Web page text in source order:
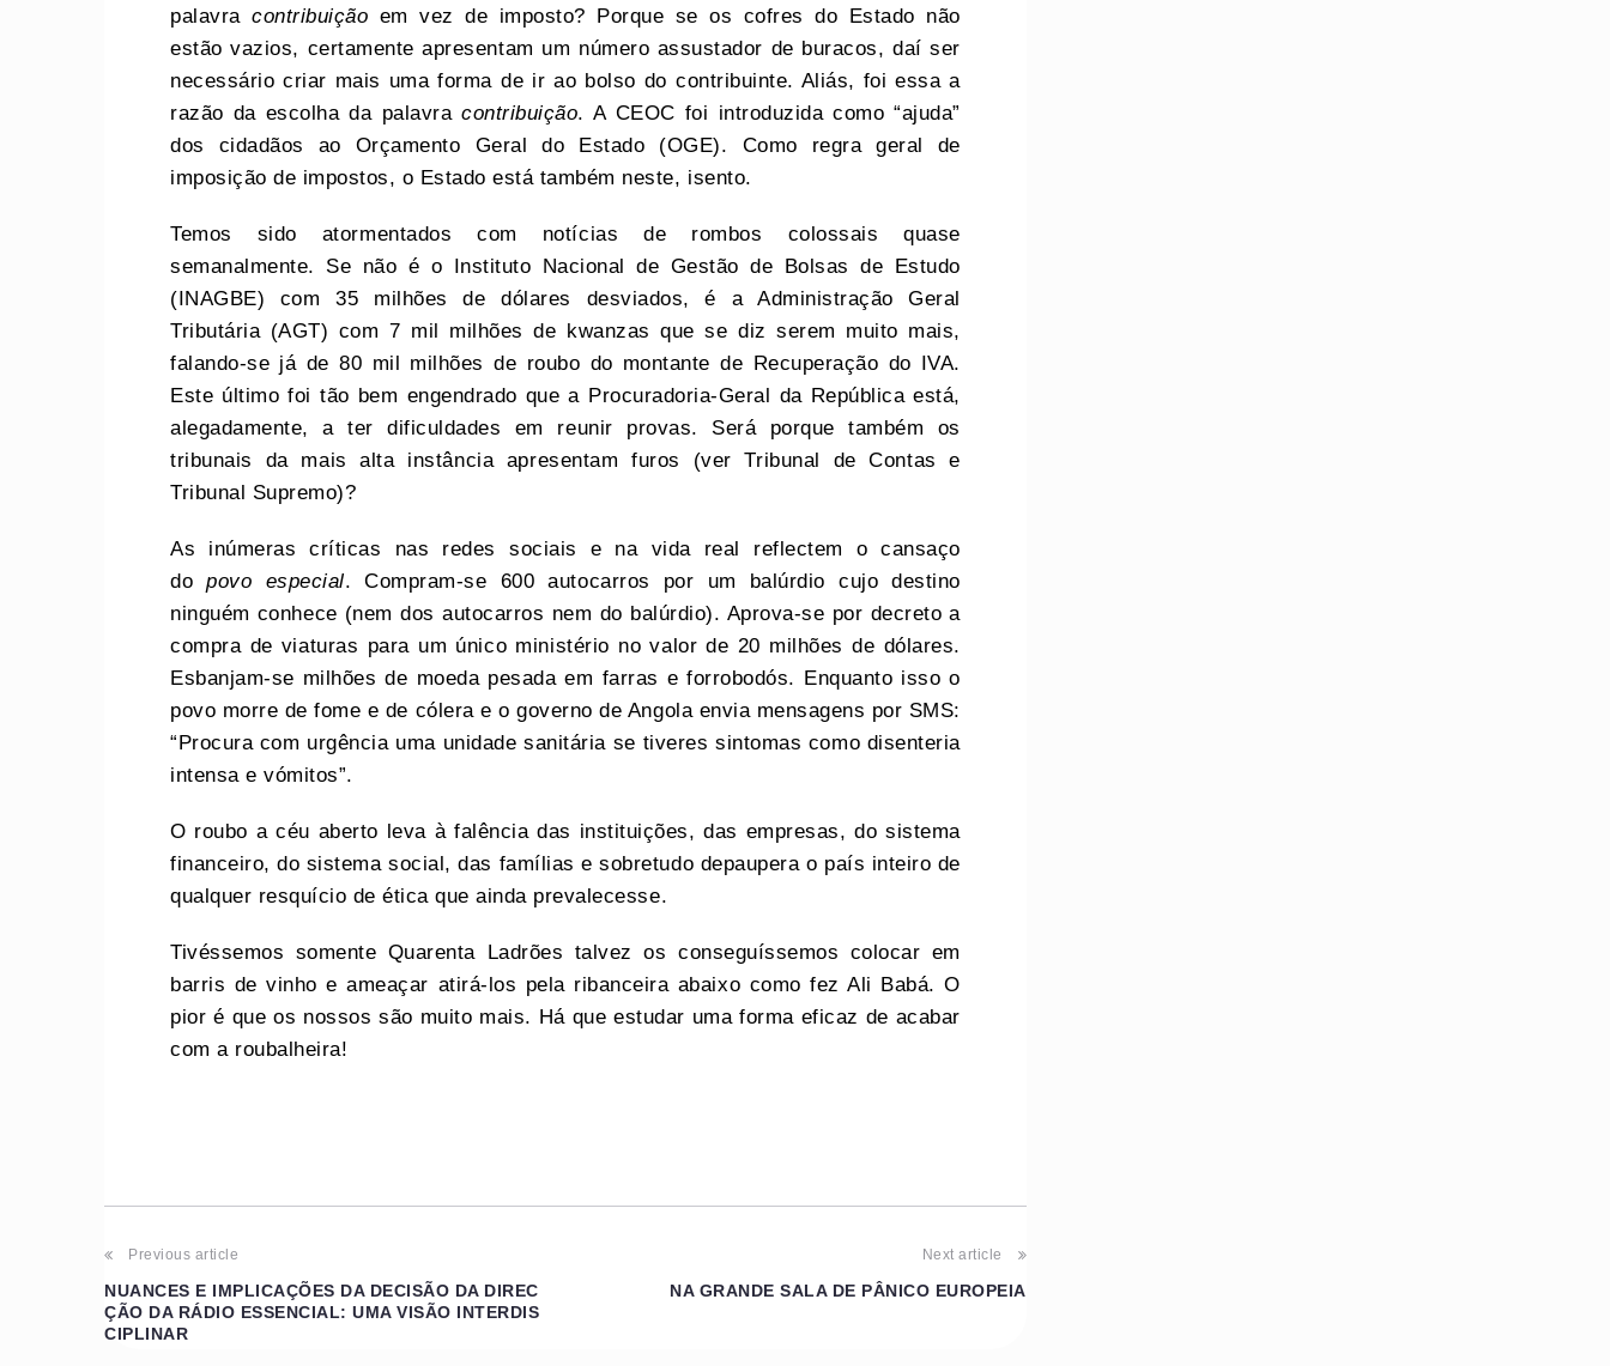
palavracontribuição em vez de imposto? Porque se os cofres do Estado não
estão vazios, certamente apresentam um número assustador de buracos, daí ser
necessário criar mais uma forma de ir ao bolso do contribuinte. Aliás, foi essa a
razão da escolha da palavracontribuição. A CEOC foi introduzida como “ajuda”
dos cidadãos ao Orçamento Geral do Estado (OGE). Como regra geral de
imposição de impostos, o Estado está também neste, isento.
Temos sido atormentados com notícias de rombos colossais quase
semanalmente. Se não é o Instituto Nacional de Gestão de Bolsas de Estudo
(INAGBE) com 35 milhões de dólares desviados, é a Administração Geral
Tributária (AGT) com 7 mil milhões de kwanzas que se diz serem muito mais,
falando-se já de 80 mil milhões de roubo do montante de Recuperação do IVA.
Este último foi tão bem engendrado que a Procuradoria-Geral da República está,
alegadamente, a ter dificuldades em reunir provas. Será porque também os
tribunais da mais alta instância apresentam furos (ver Tribunal de Contas e
Tribunal Supremo)?
As inúmeras críticas nas redes sociais e na vida real reflectem o cansaço
dopovo especial. Compram-se 600 autocarros por um balúrdio cujo destino
ninguém conhece (nem dos autocarros nem do balúrdio). Aprova-se por decreto a
compra de viaturas para um único ministério no valor de 20 milhões de dólares.
Esbanjam-se milhões de moeda pesada em farras e forrobodós. Enquanto isso o
povo morre de fome e de cólera e o governo de Angola envia mensagens por SMS:
“Procura com urgência uma unidade sanitária se tiveres sintomas como disenteria
intensa e vómitos”.
O roubo a céu aberto leva à falência das instituições, das empresas, do sistema
financeiro, do sistema social, das famílias e sobretudo depaupera o país inteiro de
qualquer resquício de ética que ainda prevalecesse.
Tivéssemos somente Quarenta Ladrões talvez os conseguíssemos colocar em
barris de vinho e ameaçar atirá-los pela ribanceira abaixo como fez Ali Babá. O
pior é que os nossos são muito mais. Há que estudar uma forma eficaz de acabar
com a roubalheira!
Previous article
NUANCES E IMPLICAÇÕES DA DECISÃO DA DIREC
ÇÃO DA RÁDIO ESSENCIAL: UMA VISÃO INTERDIS
CIPLINAR
Next article
NA GRANDE SALA DE PÂNICO EUROPEIA